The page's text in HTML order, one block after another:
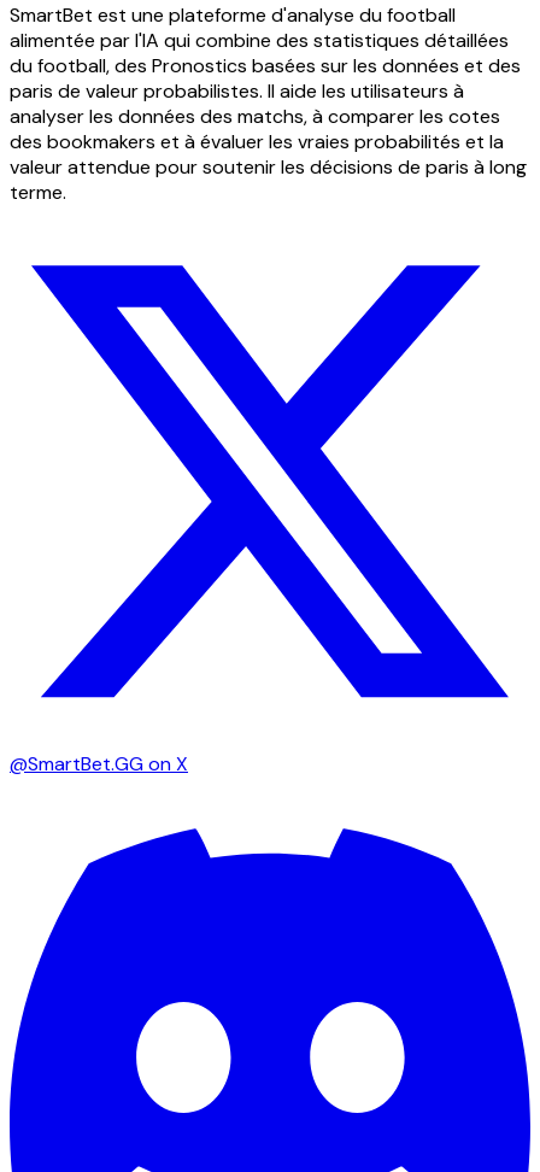
SmartBet est une plateforme d'analyse du football
alimentée par l'IA qui combine des statistiques détaillées
du football, des Pronostics basées sur les données et des
paris de valeur probabilistes. Il aide les utilisateurs à
analyser les données des matchs, à comparer les cotes
des bookmakers et à évaluer les vraies probabilités et la
valeur attendue pour soutenir les décisions de paris à long
terme.
@SmartBet.GG on X